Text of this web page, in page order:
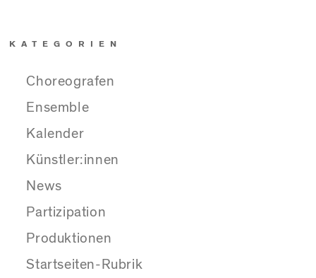
KATEGORIEN
Choreografen
Ensemble
Kalender
Künstler:innen
News
Partizipation
Produktionen
Startseiten-Rubrik